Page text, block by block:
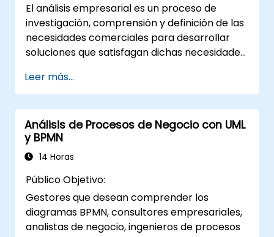
El análisis empresarial es un proceso de
investigación, comprensión y definición de las
necesidades comerciales para desarrollar
soluciones que satisfagan dichas necesidades.
gestión del cambio dentro de una
organización y en la creación de nuevas
soluciones comerciales. El análisis
empresarial tiene como objetivo garantizar
que las soluciones tecnológicas, de procesos
u organizativas cumplan con los objetivos y
para asegurar la efectividad de proyectos y
cambios dentro de una organización,
asegurando que las implementaciones sean
precisas, viables y completamente alineadas
Leer más...
Análisis de Procesos de Negocio con UML
y BPMN
14 Horas
Público Objetivo:
Gestores que desean comprender los
diagramas BPMN, consultores empresariales,
analistas de negocio, ingenieros de procesos